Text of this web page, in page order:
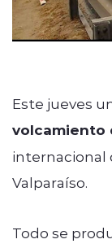
Este jueves
volcamiento
internacional
Valparaíso.
Todo se